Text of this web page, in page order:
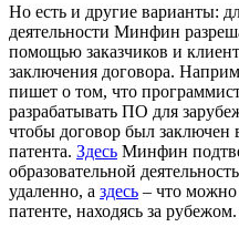
Но есть и другие варианты:
деятельности Минфин
помощью заказчиков и
заключения договора.
пишет о том, что
разрабатывать ПО для
чтобы договор был заключен
патента. Здесь Минфин
образовательной
удаленно, а здесь – что можно
патенте, находясь за рубежом.